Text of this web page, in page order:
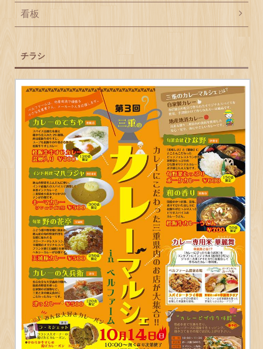
看板
チラシ